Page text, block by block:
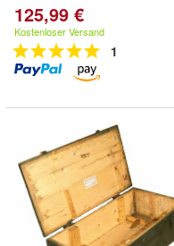
125,99 €
Kostenloser Versand
1